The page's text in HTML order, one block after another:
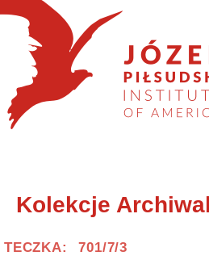
Kolekcje
TECZKA: 701/7/3